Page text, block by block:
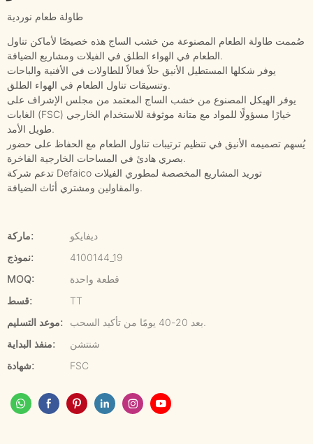
طاولة طعام نوردية
صُممت طاولة الطعام المصنوعة من خشب الساج هذه خصيصًا لأماكن تناول
الطعام في الهواء الطلق في الفيلات ومشاريع الضيافة.
يوفر شكلها المستطيل الأنيق حلاً فعالاً للطاولات في الأفنية والباحات
وتنسيقات تناول الطعام في الهواء الطلق.
يوفر الهيكل المصنوع من خشب الساج المعتمد من مجلس الإشراف على
الغابات (FSC) خيارًا مسؤولًا للمواد مع متانة موثوقة للاستخدام الخارجي
طويل الأمد.
يُسهم تصميمه الأنيق في تنظيم ترتيبات تناول الطعام مع الحفاظ على حضور
بصري هادئ في المساحات الخارجية الفاخرة.
تدعم شركة Defaico توريد المشاريع المخصصة لمطوري الفيلات
والمقاولين ومشتري أثاث الضيافة.
ماركة:
ديفايكو
نموذج:
4100144_19
MOQ:
قطعة واحدة
قسط:
TT
موعد التسليم:
منفذ البداية:
شنتشن
شهادة:
FSC